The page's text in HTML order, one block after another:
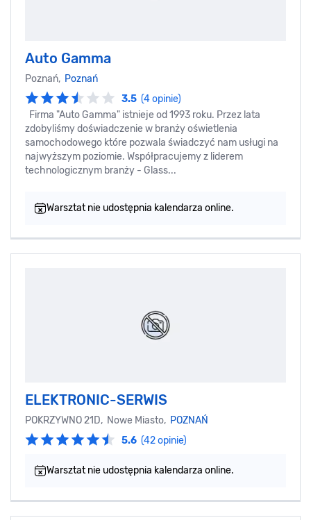
Auto Gamma
Poznań, Poznań
3.5 (4 opinie)
Firma "Auto Gamma" istnieje od 1993 roku. Przez lata
zdobyliśmy doświadczenie w branży oświetlenia
samochodowego które pozwala świadczyć nam usługi na
najwyższym poziomie. Współpracujemy z liderem
technologicznym branży - Glass...
Warsztat nie udostępnia kalendarza online.
ELEKTRONIC-SERWIS
POKRZYWNO 21D, Nowe Miasto, POZNAŃ
5.6 (42 opinie)
Warsztat nie udostępnia kalendarza online.